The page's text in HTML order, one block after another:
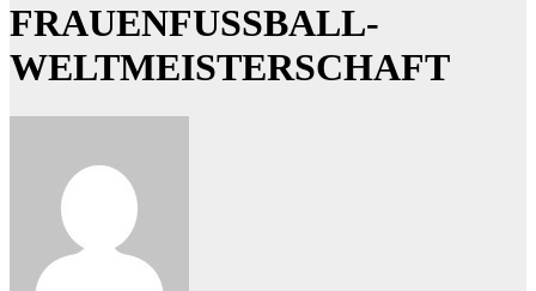
FRAUENFUSSBALL-
WELTMEISTERSCHAFT